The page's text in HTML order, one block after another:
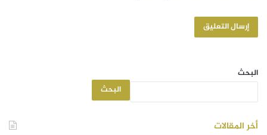
البحث
البحث
أخر المقالات